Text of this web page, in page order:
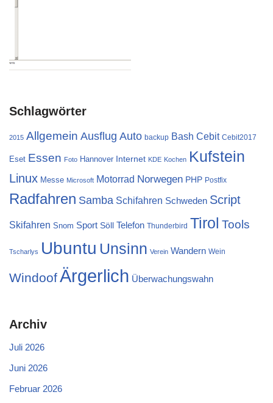
Schlagwörter
2015 Allgemein Ausflug Auto backup Bash Cebit Cebit2017
Eset Essen Foto Hannover Internet KDE Kochen Kufstein
Linux Messe Microsoft Motorrad Norwegen PHP Postfix
Radfahren Samba Schifahren Schweden Script
Skifahren Snom Sport Söll Telefon Thunderbird Tirol Tools
Tscharlys Ubuntu Unsinn Verein Wandern Wein
Windoof Ärgerlich Überwachungswahn
Archiv
Juli 2026
Juni 2026
Februar 2026